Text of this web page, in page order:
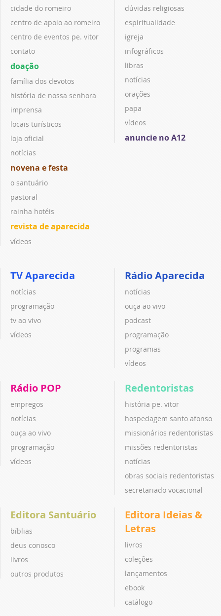
cidade do romeiro
centro de apoio ao romeiro
centro de eventos pe. vitor
contato
doação
família dos devotos
história de nossa senhora
imprensa
locais turísticos
loja oficial
notícias
novena e festa
o santuário
pastoral
rainha hotéis
revista de aparecida
vídeos
dúvidas religiosas
espiritualidade
igreja
infográficos
libras
notícias
orações
papa
vídeos
anuncie no A12
TV Aparecida
notícias
programação
tv ao vivo
vídeos
Rádio Aparecida
notícias
ouça ao vivo
podcast
programação
programas
vídeos
Rádio POP
empregos
notícias
ouça ao vivo
programação
vídeos
Redentoristas
história pe. vitor
hospedagem santo afonso
missionários redentoristas
missões redentoristas
notícias
obras sociais redentoristas
secretariado vocacional
Editora Santuário
bíblias
deus conosco
livros
outros produtos
Editora Ideias &
Letras
livros
coleções
lançamentos
ebook
catálogo